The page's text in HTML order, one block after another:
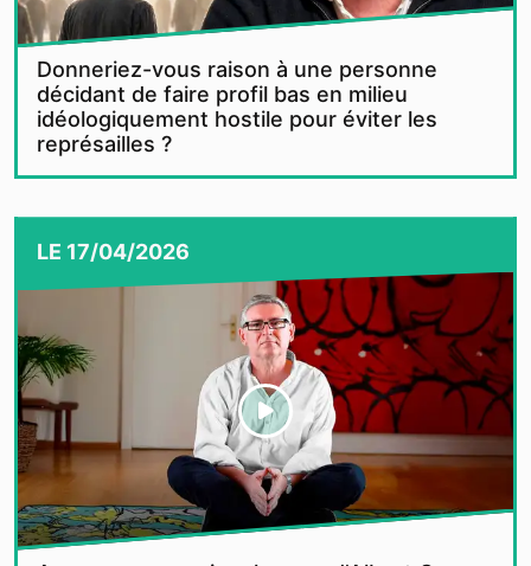
Donneriez-vous raison à une personne
décidant de faire profil bas en milieu
idéologiquement hostile pour éviter les
représailles ?
LE 17/04/2026